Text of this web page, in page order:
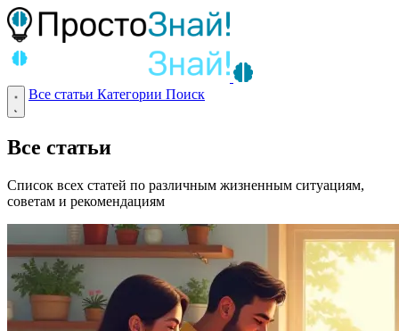
Все статьи Категории Поиск
Все статьи
Список всех статей по различным жизненным ситуациям,
советам и рекомендациям